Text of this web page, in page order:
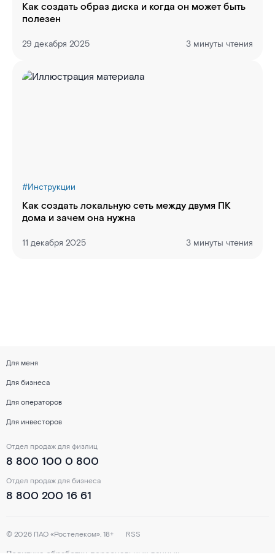
Как создать образ диска и когда он может быть
полезен
29 декабря 2025 3 минуты чтения
#Инструкции
Как создать локальную сеть между двумя ПК
дома и зачем она нужна
11 декабря 2025 3 минуты чтения
Для меня
Для бизнеса
Для операторов
Для инвесторов
Отдел продаж для бизнеса
8 800 200 16 61
Отдел продаж для физлиц
8 800 100 0 800
© 2026 ПАО «Ростелеком». 18+ RSS
Политика обработки персональных данных